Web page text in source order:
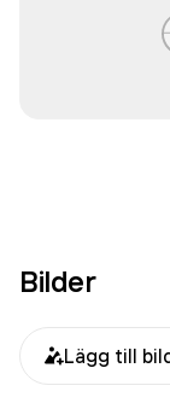
Bilder
Lägg till